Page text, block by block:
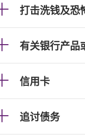
打击洗钱及恐
有关银行产品
信用卡
追讨债务